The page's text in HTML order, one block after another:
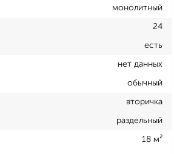
монолитный
24
есть
нет данных
обычный
вторичка
раздельный
18 м²